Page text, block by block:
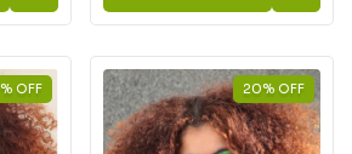
% OFF 20% OFF